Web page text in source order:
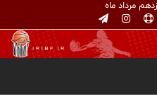
مرداد ماه